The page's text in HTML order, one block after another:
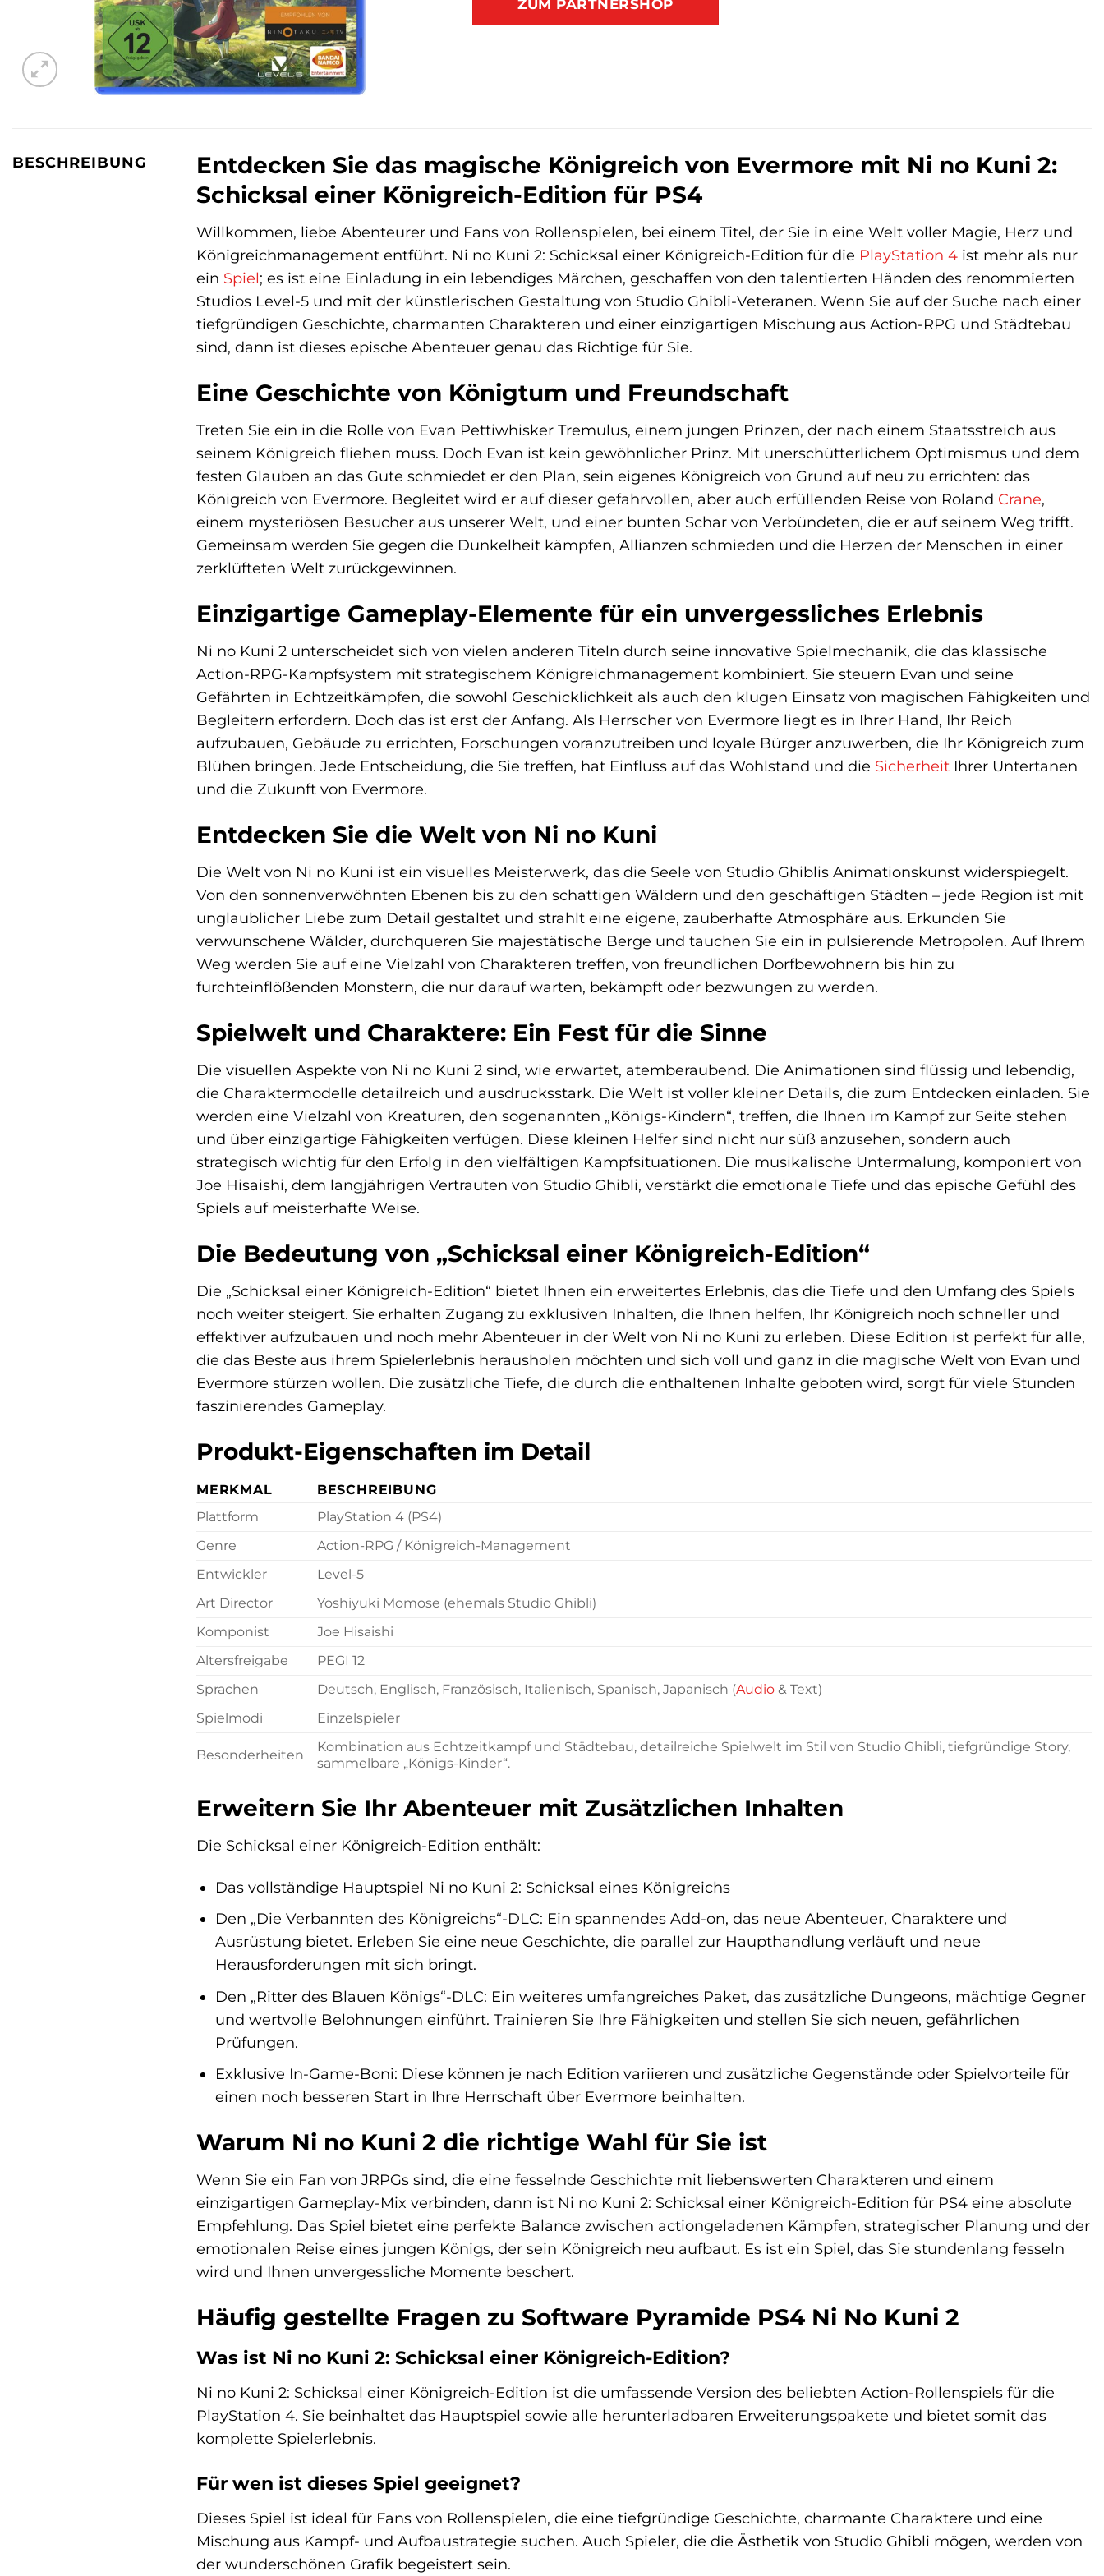
ZUM PARTNERSHOP
BESCHREIBUNG
Entdecken Sie das magische Königreich von Evermore mit Ni no Kuni 2:
Schicksal einer Königreich-Edition für PS4
Willkommen, liebe Abenteurer und Fans von Rollenspielen, bei einem Titel, der Sie in eine Welt voller Magie, Herz und
Königreichmanagement entführt. Ni no Kuni 2: Schicksal einer Königreich-Edition für die PlayStation 4 ist mehr als nur
ein Spiel; es ist eine Einladung in ein lebendiges Märchen, geschaffen von den talentierten Händen des renommierten
Studios Level-5 und mit der künstlerischen Gestaltung von Studio Ghibli-Veteranen. Wenn Sie auf der Suche nach einer
tiefgründigen Geschichte, charmanten Charakteren und einer einzigartigen Mischung aus Action-RPG und Städtebau
sind, dann ist dieses epische Abenteuer genau das Richtige für Sie.
Eine Geschichte von Königtum und Freundschaft
Treten Sie ein in die Rolle von Evan Pettiwhisker Tremulus, einem jungen Prinzen, der nach einem Staatsstreich aus
seinem Königreich fliehen muss. Doch Evan ist kein gewöhnlicher Prinz. Mit unerschütterlichem Optimismus und dem
festen Glauben an das Gute schmiedet er den Plan, sein eigenes Königreich von Grund auf neu zu errichten: das
Königreich von Evermore. Begleitet wird er auf dieser gefahrvollen, aber auch erfüllenden Reise von Roland Crane,
einem mysteriösen Besucher aus unserer Welt, und einer bunten Schar von Verbündeten, die er auf seinem Weg trifft.
Gemeinsam werden Sie gegen die Dunkelheit kämpfen, Allianzen schmieden und die Herzen der Menschen in einer
zerklüfteten Welt zurückgewinnen.
Einzigartige Gameplay-Elemente für ein unvergessliches Erlebnis
Ni no Kuni 2 unterscheidet sich von vielen anderen Titeln durch seine innovative Spielmechanik, die das klassische
Action-RPG-Kampfsystem mit strategischem Königreichmanagement kombiniert. Sie steuern Evan und seine
Gefährten in Echtzeitkämpfen, die sowohl Geschicklichkeit als auch den klugen Einsatz von magischen Fähigkeiten und
Begleitern erfordern. Doch das ist erst der Anfang. Als Herrscher von Evermore liegt es in Ihrer Hand, Ihr Reich
aufzubauen, Gebäude zu errichten, Forschungen voranzutreiben und loyale Bürger anzuwerben, die Ihr Königreich zum
Blühen bringen. Jede Entscheidung, die Sie treffen, hat Einfluss auf das Wohlstand und die Sicherheit Ihrer Untertanen
und die Zukunft von Evermore.
Entdecken Sie die Welt von Ni no Kuni
Die Welt von Ni no Kuni ist ein visuelles Meisterwerk, das die Seele von Studio Ghiblis Animationskunst widerspiegelt.
Von den sonnenverwöhnten Ebenen bis zu den schattigen Wäldern und den geschäftigen Städten – jede Region ist mit
unglaublicher Liebe zum Detail gestaltet und strahlt eine eigene, zauberhafte Atmosphäre aus. Erkunden Sie
verwunschene Wälder, durchqueren Sie majestätische Berge und tauchen Sie ein in pulsierende Metropolen. Auf Ihrem
Weg werden Sie auf eine Vielzahl von Charakteren treffen, von freundlichen Dorfbewohnern bis hin zu
furchteinflößenden Monstern, die nur darauf warten, bekämpft oder bezwungen zu werden.
Spielwelt und Charaktere: Ein Fest für die Sinne
Die visuellen Aspekte von Ni no Kuni 2 sind, wie erwartet, atemberaubend. Die Animationen sind flüssig und lebendig,
die Charaktermodelle detailreich und ausdrucksstark. Die Welt ist voller kleiner Details, die zum Entdecken einladen. Sie
werden eine Vielzahl von Kreaturen, den sogenannten „Königs-Kindern“, treffen, die Ihnen im Kampf zur Seite stehen
und über einzigartige Fähigkeiten verfügen. Diese kleinen Helfer sind nicht nur süß anzusehen, sondern auch
strategisch wichtig für den Erfolg in den vielfältigen Kampfsituationen. Die musikalische Untermalung, komponiert von
Joe Hisaishi, dem langjährigen Vertrauten von Studio Ghibli, verstärkt die emotionale Tiefe und das epische Gefühl des
Spiels auf meisterhafte Weise.
Die Bedeutung von „Schicksal einer Königreich-Edition“
Die „Schicksal einer Königreich-Edition“ bietet Ihnen ein erweitertes Erlebnis, das die Tiefe und den Umfang des Spiels
noch weiter steigert. Sie erhalten Zugang zu exklusiven Inhalten, die Ihnen helfen, Ihr Königreich noch schneller und
effektiver aufzubauen und noch mehr Abenteuer in der Welt von Ni no Kuni zu erleben. Diese Edition ist perfekt für alle,
die das Beste aus ihrem Spielerlebnis herausholen möchten und sich voll und ganz in die magische Welt von Evan und
Evermore stürzen wollen. Die zusätzliche Tiefe, die durch die enthaltenen Inhalte geboten wird, sorgt für viele Stunden
faszinierendes Gameplay.
Produkt-Eigenschaften im Detail
MERKMAL
BESCHREIBUNG
Plattform
PlayStation 4 (PS4)
Genre
Action-RPG / Königreich-Management
Entwickler
Level-5
Art Director
Yoshiyuki Momose (ehemals Studio Ghibli)
Komponist
Joe Hisaishi
Altersfreigabe
PEGI 12
Sprachen
Deutsch, Englisch, Französisch, Italienisch, Spanisch, Japanisch (Audio& Text)
Spielmodi
Einzelspieler
Besonderheiten
Kombination aus Echtzeitkampf und Städtebau, detailreiche Spielwelt im Stil von Studio Ghibli, tiefgründige Story,
sammelbare „Königs-Kinder“.
Erweitern Sie Ihr Abenteuer mit Zusätzlichen Inhalten
Die Schicksal einer Königreich-Edition enthält:
Das vollständige Hauptspiel Ni no Kuni 2: Schicksal eines Königreichs
Den „Die Verbannten des Königreichs“-DLC: Ein spannendes Add-on, das neue Abenteuer, Charaktere und
Ausrüstung bietet. Erleben Sie eine neue Geschichte, die parallel zur Haupthandlung verläuft und neue
Herausforderungen mit sich bringt.
Den „Ritter des Blauen Königs“-DLC: Ein weiteres umfangreiches Paket, das zusätzliche Dungeons, mächtige Gegner
und wertvolle Belohnungen einführt. Trainieren Sie Ihre Fähigkeiten und stellen Sie sich neuen, gefährlichen
Prüfungen.
Exklusive In-Game-Boni: Diese können je nach Edition variieren und zusätzliche Gegenstände oder Spielvorteile für
einen noch besseren Start in Ihre Herrschaft über Evermore beinhalten.
Warum Ni no Kuni 2 die richtige Wahl für Sie ist
Wenn Sie ein Fan von JRPGs sind, die eine fesselnde Geschichte mit liebenswerten Charakteren und einem
einzigartigen Gameplay-Mix verbinden, dann ist Ni no Kuni 2: Schicksal einer Königreich-Edition für PS4 eine absolute
Empfehlung. Das Spiel bietet eine perfekte Balance zwischen actiongeladenen Kämpfen, strategischer Planung und der
emotionalen Reise eines jungen Königs, der sein Königreich neu aufbaut. Es ist ein Spiel, das Sie stundenlang fesseln
wird und Ihnen unvergessliche Momente beschert.
Häufig gestellte Fragen zu Software Pyramide PS4 Ni No Kuni 2
Was ist Ni no Kuni 2: Schicksal einer Königreich-Edition?
Ni no Kuni 2: Schicksal einer Königreich-Edition ist die umfassende Version des beliebten Action-Rollenspiels für die
PlayStation 4. Sie beinhaltet das Hauptspiel sowie alle herunterladbaren Erweiterungspakete und bietet somit das
komplette Spielerlebnis.
Für wen ist dieses Spiel geeignet?
Dieses Spiel ist ideal für Fans von Rollenspielen, die eine tiefgründige Geschichte, charmante Charaktere und eine
Mischung aus Kampf- und Aufbaustrategie suchen. Auch Spieler, die die Ästhetik von Studio Ghibli mögen, werden von
der wunderschönen Grafik begeistert sein.